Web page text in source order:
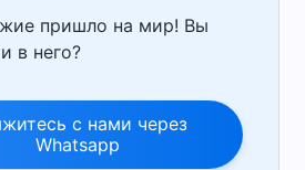
пришло на мир! Вы
в него?
с нами через
Whatsapp